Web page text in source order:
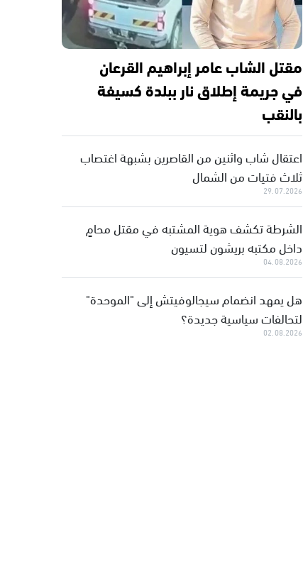
مقتل الشاب عامر إبراهيم القرعان
في جريمة إطلاق نار ببلدة كسيفة
بالنقب
اعتقال شاب واثنين من القاصرين بشبهة اغتصاب
ثلاث فتيات من الشمال
29.07.2026
الشرطة تكشف هوية المشتبه في مقتل محامٍ
داخل مكتبه بريشون لتسيون
04.08.2026
هل يمهد انضمام سيجالوفيتش إلى "الموحدة"
لتحالفات سياسية جديدة؟
02.08.2026